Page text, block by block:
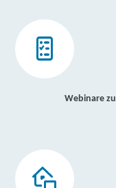
Webinare